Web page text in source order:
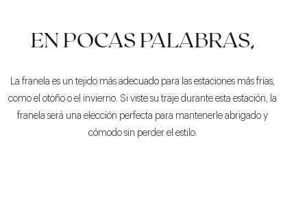
EN POCAS PALABRAS,
La franela es un tejido más adecuado para las estaciones más frías,
como el otoño o el invierno. Si viste su traje durante esta estación, la
franela será una elección perfecta para mantenerle abrigado y
cómodo sin perder el estilo.